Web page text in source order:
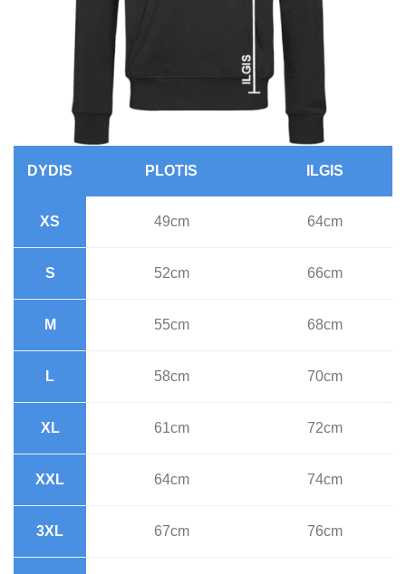
DYDIS PLOTIS ILGIS
XS 49cm 64cm
S 52cm 66cm
M 55cm 68cm
L 58cm 70cm
XL 61cm 72cm
XXL 64cm 74cm
3XL 67cm 76cm